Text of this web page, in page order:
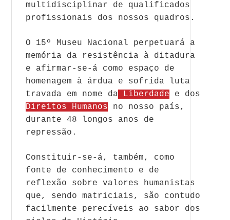
multidisciplinar de qualificados
profissionais dos nossos quadros.
O 15º Museu Nacional perpetuará a
memória da resistência à ditadura
e afirmar-se-á como espaço de
homenagem à árdua e sofrida luta
travada em nome da Liberdade e dos
Direitos Humanos no nosso país,
durante 48 longos anos de
repressão.
Constituir-se-á, também, como
fonte de conhecimento e de
reflexão sobre valores humanistas
que, sendo matriciais, são contudo
facilmente perecíveis ao sabor dos